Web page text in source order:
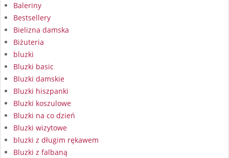
Baleriny
Bestsellery
Bielizna damska
Biżuteria
bluzki
Bluzki basic
Bluzki damskie
Bluzki hiszpanki
Bluzki koszulowe
Bluzki na co dzień
Bluzki wizytowe
bluzki z długim rękawem
Bluzki z falbaną